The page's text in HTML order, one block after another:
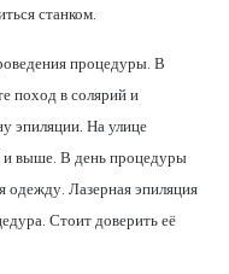
станком.
процедуры. В
поход в солярий и
эпиляции. На улице
и выше. В день процедуры
одежду. Лазерная эпиляция
Стоит доверить её